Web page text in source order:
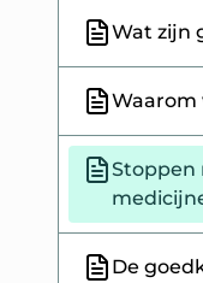
Wat zijn
Waarom
Stoppen
De